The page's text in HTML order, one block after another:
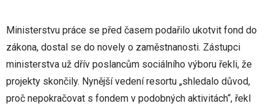
Ministerstvu práce se před časem podařilo ukotvit fond do
zákona, dostal se do novely o zaměstnanosti. Zástupci
ministerstva už dřív poslancům sociálního výboru řekli, že
projekty skončily. Nynější vedení resortu „shledalo důvod,
proč nepokračovat s fondem v podobných aktivitách“, řekl